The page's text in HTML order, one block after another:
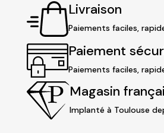
Livraison
Paiements faciles,
Paiement
Paiements faciles,
Magasin
Implanté à Toulouse